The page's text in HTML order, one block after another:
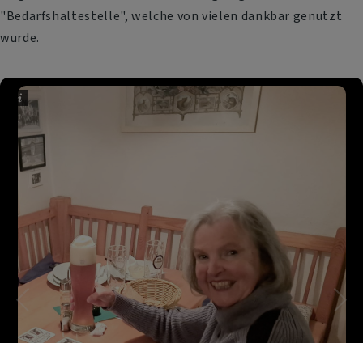
"Bedarfshaltestelle", welche von vielen dankbar genutzt
wurde.